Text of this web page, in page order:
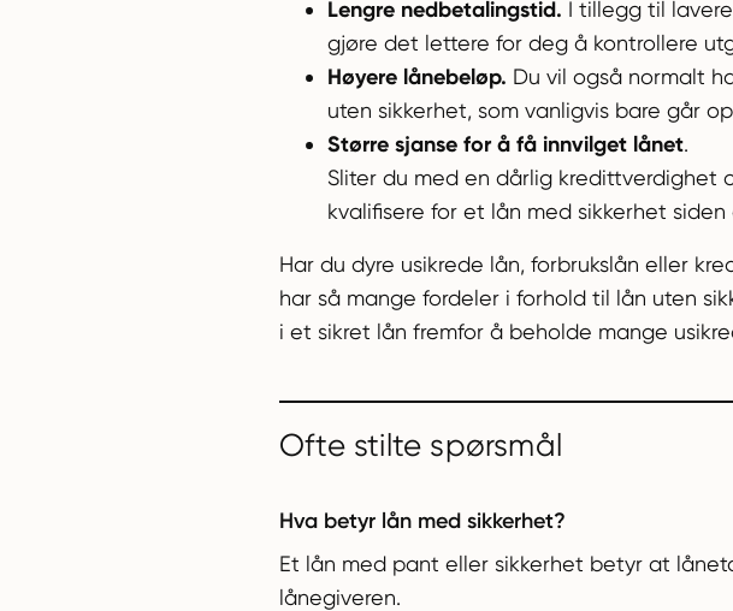
Lengre nedbetalingstid. I tillegg til
gjøre det lettere for deg å kontrollere
Høyere lånebeløp. Du vil også normalt
uten sikkerhet, som vanligvis bare går
Større sjanse for å få innvilget lånet.
Sliter du med en dårlig kredittverdighet
kvalifisere for et lån med sikkerhet
Har du dyre usikrede lån, forbrukslån eller
har så mange fordeler i forhold til lån uten
i et sikret lån fremfor å beholde mange
Ofte stilte spørsmål
Hva betyr lån med sikkerhet?
Et lån med pant eller sikkerhet betyr at
lånegiveren.